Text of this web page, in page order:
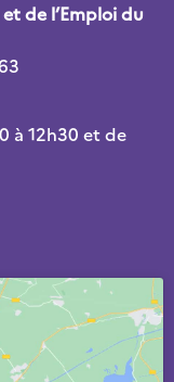
de l’Emploi du
à 12h30 et de